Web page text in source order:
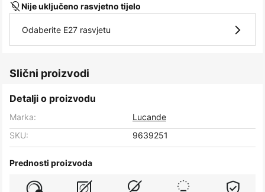
Nije uključeno rasvjetno tijelo
Odaberite E27 rasvjetu
Slični proizvodi
Detalji o proizvodu
Marka:
Lucande
SKU:
9639251
Prednosti proizvoda